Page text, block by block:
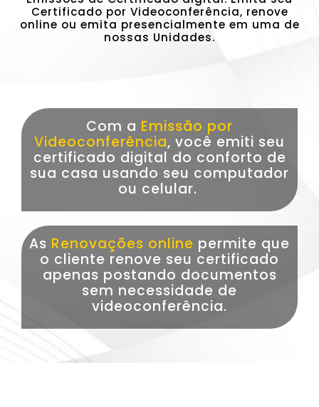
Certificado por Videoconferência, renove
online ou emita presencialmente em uma de
nossas Unidades.
Com a Emissão por
Videoconferência, você emiti seu
certificado digital do conforto de
sua casa usando seu computador
ou celular.
As Renovações online permite que
o cliente renove seu certificado
apenas postando documentos
sem necessidade de
videoconferência.